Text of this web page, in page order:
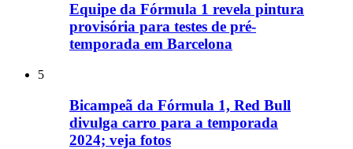
Equipe da Fórmula 1 revela pintura
provisória para testes de pré-
temporada em Barcelona
5
Bicampeã da Fórmula 1, Red Bull
divulga carro para a temporada
2024; veja fotos